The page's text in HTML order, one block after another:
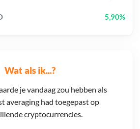
Wat als ik...?
je vandaag zou hebben als
averaging had toegepast op
cryptocurrencies.
5,90%